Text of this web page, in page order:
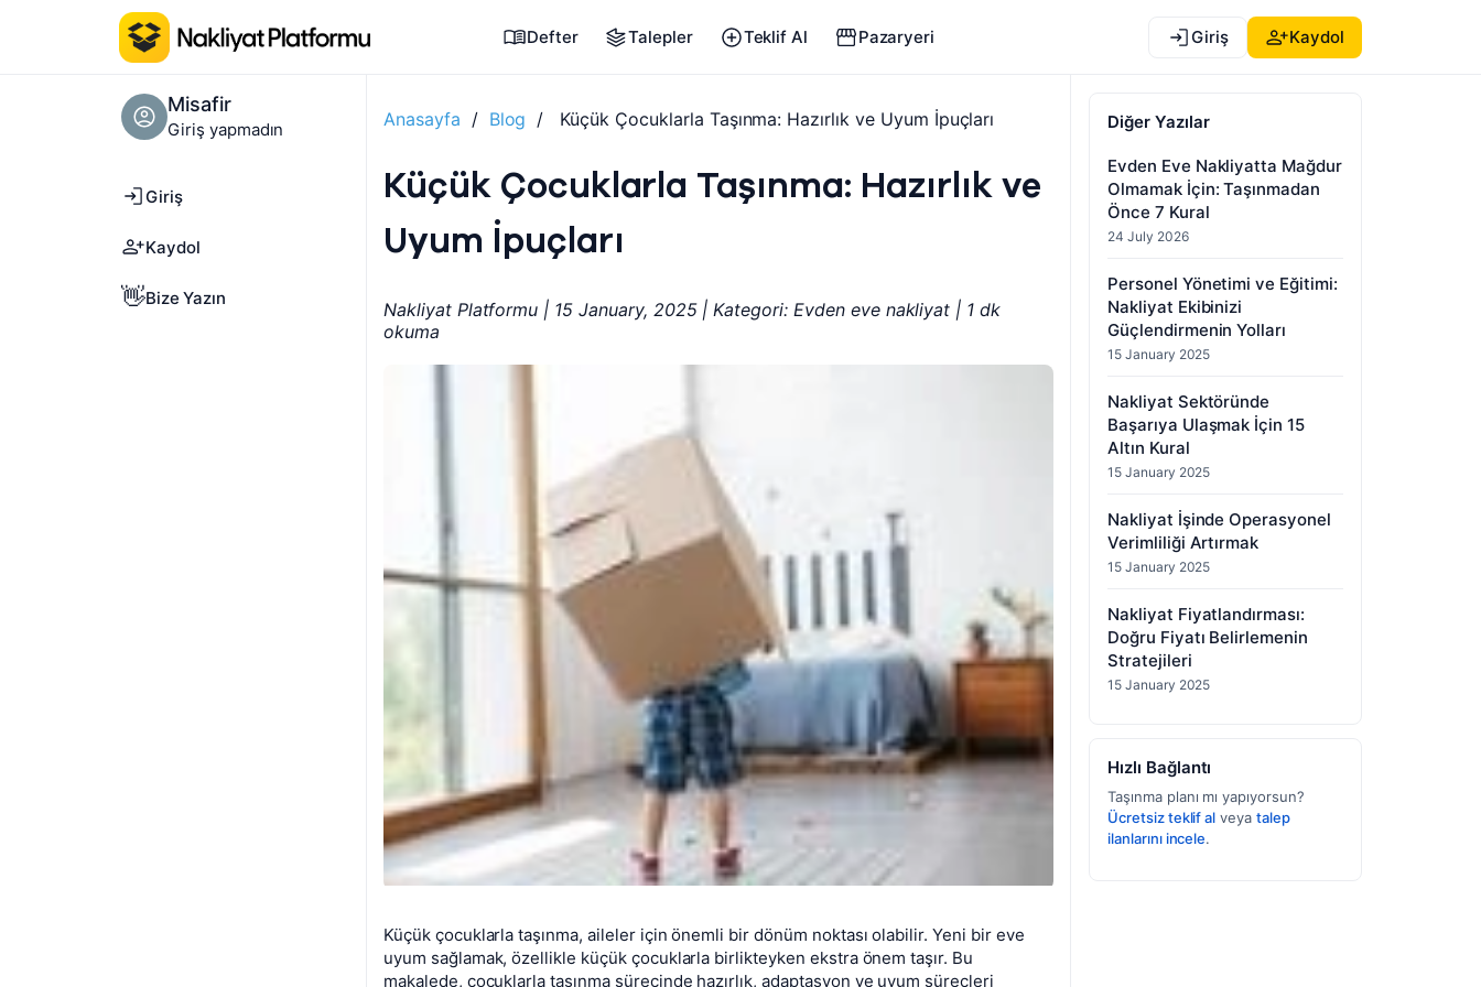
Misafir
Giriş yapmadın
Giriş
Kaydol
👋Bize Yazın
Defter Talepler Teklif Al Pazaryeri Giriş Kaydol
Anasayfa / Blog / Küçük Çocuklarla Taşınma: Hazırlık ve Uyum İpuçları
Küçük Çocuklarla Taşınma: Hazırlık ve
Uyum İpuçları
Nakliyat Platformu | 15 January, 2025 | Kategori: Evden eve nakliyat | 1 dk
okuma
Küçük çocuklarla taşınma, aileler için önemli bir dönüm noktası olabilir. Yeni bir eve
uyum sağlamak, özellikle küçük çocuklarla birlikteyken ekstra önem taşır. Bu
makalede, çocuklarla taşınma sürecinde hazırlık, adaptasyon ve uyum süreçleri
Diğer Yazılar
Evden Eve Nakliyatta Mağdur
Olmamak İçin: Taşınmadan
Önce 7 Kural
24 July 2026
Personel Yönetimi ve Eğitimi:
Nakliyat Ekibinizi
Güçlendirmenin Yolları
15 January 2025
Nakliyat Sektöründe
Başarıya Ulaşmak İçin 15
Altın Kural
15 January 2025
Nakliyat İşinde Operasyonel
Verimliliği Artırmak
15 January 2025
Nakliyat Fiyatlandırması:
Doğru Fiyatı Belirlemenin
Stratejileri
15 January 2025
Hızlı Bağlantı
Taşınma planı mı yapıyorsun?
Ücretsiz teklif al veyatalep
ilanlarını incele.